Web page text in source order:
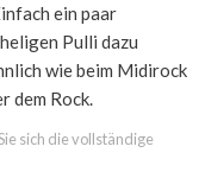
ein paar
Pulli dazu
wie beim Midirock
dem Rock.
sich die vollständige